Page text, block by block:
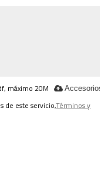
máximo 20M Accesorios
de este servicio,Términos y